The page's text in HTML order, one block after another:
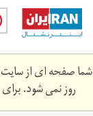
Skip
main
content
شما صفحه ای از سایت
روز نمی شود.